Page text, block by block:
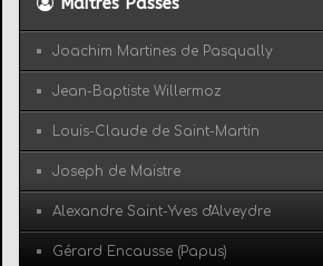
Joachim Martines de Pasqually
Jean-Baptiste Willermoz
Louis-Claude de Saint-Martin
Joseph de Maistre
Alexandre Saint-Yves d'Alveydre
Gérard Encausse (Papus)